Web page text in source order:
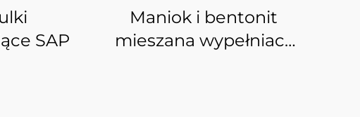
SAP
Maniok i bentonit
mieszana wypełniacz